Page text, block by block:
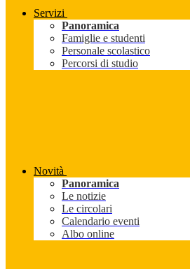
Servizi
Panoramica
Famiglie e studenti
Personale scolastico
Percorsi di studio
Novità
Panoramica
Le notizie
Le circolari
Calendario eventi
Albo online